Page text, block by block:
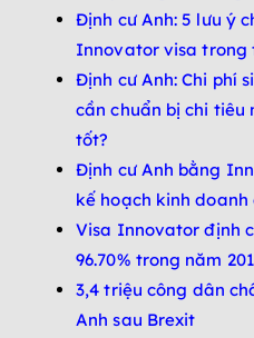
Định cư Anh: 5 lưu ý
Innovator visa trong
Định cư Anh: Chi phí
cần chuẩn bị chi tiêu
tốt?
Định cư Anh bằng
kế hoạch kinh
Visa Innovator định
96.70% trong năm
3,4 triệu công dân
Anh sau Brexit